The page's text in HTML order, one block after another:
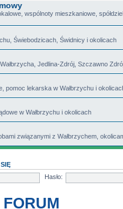
wspólnoty mieszkaniowe,
Świebodzicach, Świdnicy i okolicach
Jedlina-Zdrój, Szczawno
pomoc lekarska w Wałbrzychu i
w Wałbrzychu i okolicach
związanymi z Wałbrzychem,
Hasło: